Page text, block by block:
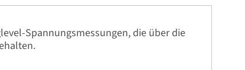
Spannungsmessungen, die über die